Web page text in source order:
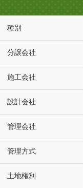
種別
分譲会社
施工会社
設計会社
管理会社
管理方式
土地権利